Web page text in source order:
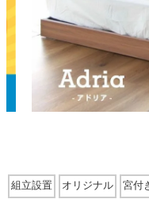
カテゴリから探す
組立設置 オリジナル 宮付